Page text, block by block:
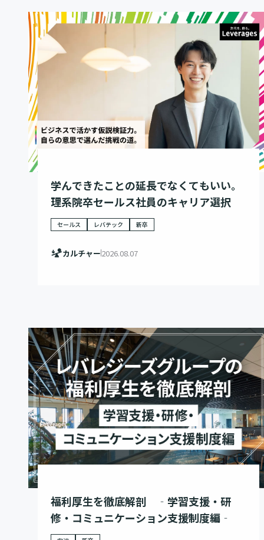
学んできたことの延長でなくてもいい。
理系院卒セールス社員のキャリア選択
セールス レバテック 新卒
カルチャー2026.08.07
福利厚生を徹底解剖 ‐学習支援・研
修・コミュニケーション支援制度編‐